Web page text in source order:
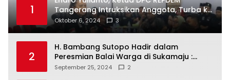
1
Tangerang Intruksikan Anggota, Turba ke
Masyarakat Dan Jalani Apa Yang di
Putuskan RAKERCABSUS
Oktober 6, 2024 3
2
H. Bambang Sutopo Hadir dalam
Peresmian Balai Warga di Sukamaju :
Wadah Baru untuk Kolaborasi dan
September 25, 2024 2